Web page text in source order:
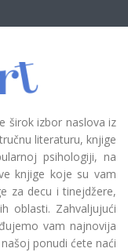
širok izbor naslova iz
literaturu, knjige
psihologiji, na
knjige koje su vam
za decu i tinejdžere,
oblasti. Zahvaljujući
vam najnovija
ponudi ćete naći